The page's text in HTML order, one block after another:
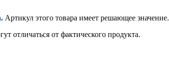
Артикул этого товара имеет решающее значение.
отличаться от фактического продукта.